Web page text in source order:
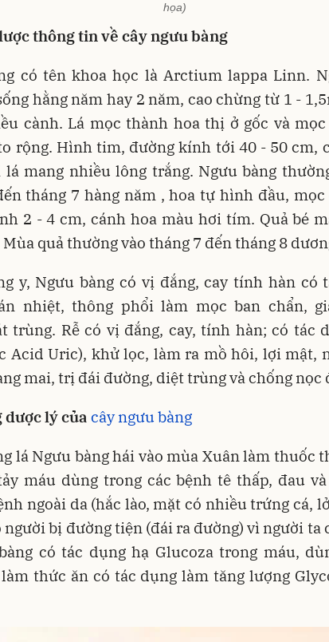
họa)
thông tin về cây ngưu bàng
có tên khoa học là Arctium lappa Linn.
hằng năm hay 2 năm, cao chừng từ 1 -
cành. Lá mọc thành hoa thị ở gốc và
rộng. Hình tim, đường kính tới 40 - 50 cm,
mang nhiều lông trắng. Ngưu bàng
tháng 7 hàng năm , hoa tự hình đầu, mọc
2 - 4 cm, cánh hoa màu hơi tím. Quả bé
quả thường vào tháng 7 đến tháng 8
y, Ngưu bàng có vị đắng, cay tính hàn có
nhiệt, thông phổi làm mọc ban chẩn,
trùng. Rễ có vị đắng, cay, tính hàn; có tác
Acid Uric), khử lọc, làm ra mồ hôi, lợi mật,
mai, trị đái đường, diệt trùng và chống nọc
dược lý của cây ngưu bàng
lá Ngưu bàng hái vào mùa Xuân làm thuốc
máu dùng trong các bệnh tê thấp, đau
ngoài da (hắc lào, mặt có nhiều trứng cá,
người bị đường tiện (đái ra đường) vì người ta
có tác dụng hạ Glucoza trong máu,
thức ăn có tác dụng làm tăng lượng